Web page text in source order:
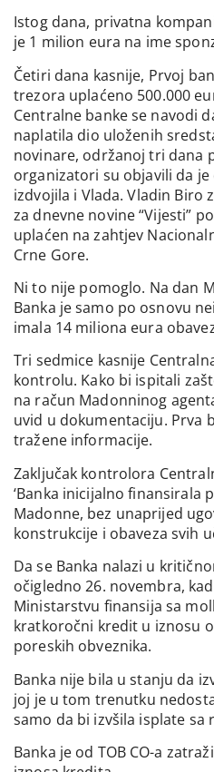
Istog dana, privatna
je 1 milion eura na ime
Četiri dana kasnije, Prvoj
trezora uplaćeno 500.000
Centralne banke se navodi
naplatila dio uloženih
novinare, održanoj tri dana
organizatori su objavili da
izdvojila i Vlada. Vladin Biro
za dnevne novine “Vijesti”
uplaćen na zahtjev
Crne Gore.
Ni to nije pomoglo. Na dan
Banka je samo po osnovu
imala 14 miliona eura
Tri sedmice kasnije
kontrolu. Kako bi ispitali
na račun Madonninog
uvid u dokumentaciju. Prva
tražene informacije.
Zaključak kontrolora
‘Banka inicijalno finansirala
Madonne, bez unaprijed
konstrukcije i obaveza svih
Da se Banka nalazi u
očigledno 26. novembra,
Ministarstvu finansija sa
kratkoročni kredit u iznosu
poreskih obveznika.
Banka nije bila u stanju da
joj je u tom trenutku
samo da bi izvšila isplate sa
Banka je od TOB CO-a